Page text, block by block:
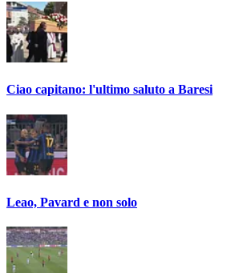
Ciao capitano: l'ultimo saluto a Baresi
Leao, Pavard e non solo